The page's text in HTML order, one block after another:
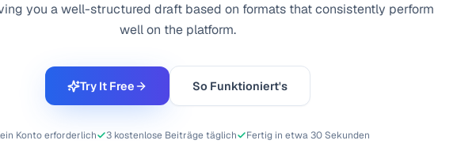
you a well-structured draft based on formats that consistently perform
well on the platform.
Try It Free So Funktioniert's
Konto erforderlich 3 kostenlose Beiträge täglich Fertig in etwa 30 Sekunden